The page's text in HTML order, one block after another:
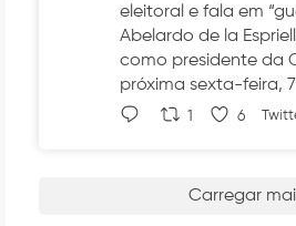
eleitoral e fala em
Abelardo de la
como presidente da
próxima sexta-feira,
1 6
Carregar